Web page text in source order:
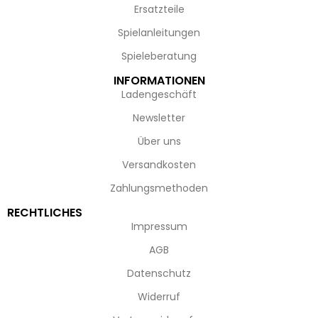
Ersatzteile
Spielanleitungen
Spieleberatung
INFORMATIONEN
Ladengeschäft
Newsletter
Über uns
Versandkosten
Zahlungsmethoden
RECHTLICHES
Impressum
AGB
Datenschutz
Widerruf